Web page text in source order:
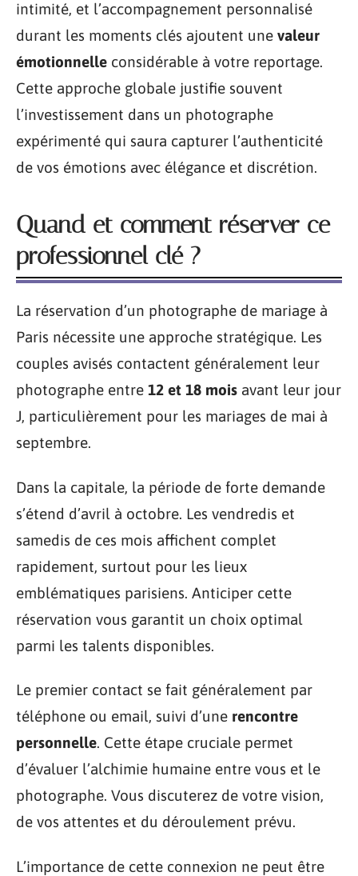
intimité, et l’accompagnement personnalisé
durant les moments clés ajoutent une valeur
émotionnelle considérable à votre reportage.
Cette approche globale justifie souvent
l’investissement dans un photographe
expérimenté qui saura capturer l’authenticité
de vos émotions avec élégance et discrétion.
Quand et comment réserver ce
professionnel clé ?
La réservation d’un photographe de mariage à
Paris nécessite une approche stratégique. Les
couples avisés contactent généralement leur
photographe entre 12 et 18 mois avant leur jour
J, particulièrement pour les mariages de mai à
septembre.
Dans la capitale, la période de forte demande
s’étend d’avril à octobre. Les vendredis et
samedis de ces mois affichent complet
rapidement, surtout pour les lieux
emblématiques parisiens. Anticiper cette
réservation vous garantit un choix optimal
parmi les talents disponibles.
Le premier contact se fait généralement par
téléphone ou email, suivi d’une rencontre
personnelle. Cette étape cruciale permet
d’évaluer l’alchimie humaine entre vous et le
photographe. Vous discuterez de votre vision,
de vos attentes et du déroulement prévu.
L’importance de cette connexion ne peut être